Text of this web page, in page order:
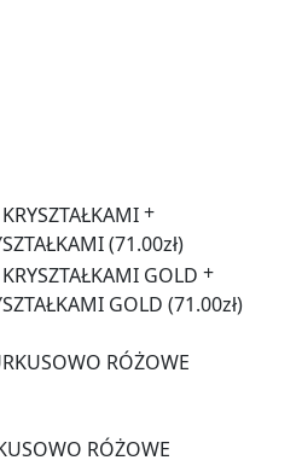
+
(71.00zł)
+
GOLD (71.00zł)
RÓŻOWE